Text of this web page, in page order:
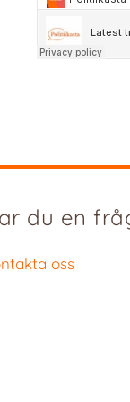
du en
oss